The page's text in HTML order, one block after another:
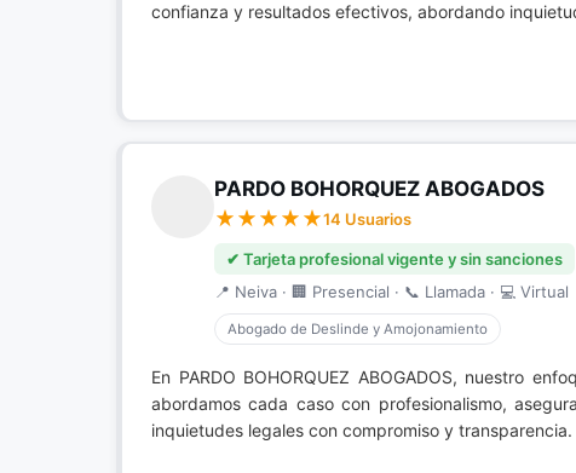
confianza y resultados efectivos, abordando
PARDO BOHORQUEZ ABOGADOS
14 Usuarios
✔ Tarjeta profesional vigente y sin sanciones
📍 Neiva · 🏢 Presencial · 📞 Llamada · 💻 Virtual
Abogado de Deslinde y Amojonamiento
En PARDO BOHORQUEZ ABOGADOS, nuestro
abordamos cada caso con profesionalismo,
inquietudes legales con compromiso y transparencia.